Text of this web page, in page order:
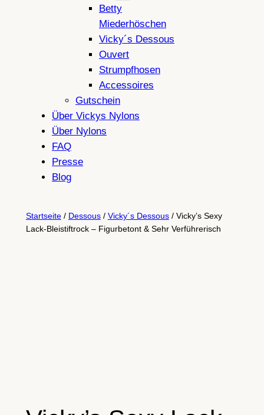
Betty
Miederhöschen
Vicky´s Dessous
Ouvert
Strumpfhosen
Accessoires
Gutschein
Über Vickys Nylons
Über Nylons
FAQ
Presse
Blog
Startseite/ Dessous/ Vicky´s Dessous/ Vicky’s Sexy
Lack-Bleistiftrock – Figurbetont & Sehr Verführerisch